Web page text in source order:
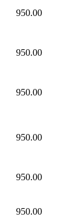
950.00
950.00
950.00
950.00
950.00
950.00